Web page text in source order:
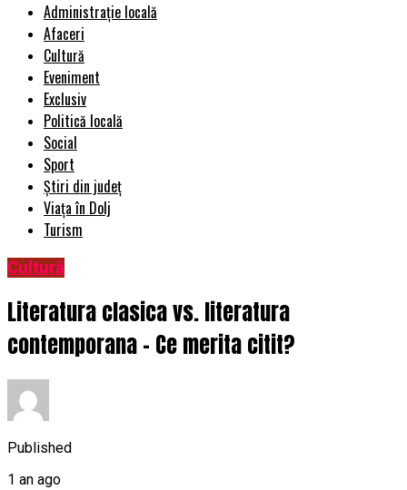
Administrație locală
Afaceri
Cultură
Eveniment
Exclusiv
Politică locală
Social
Sport
Știri din județ
Viața în Dolj
Turism
Cultură
Literatura clasica vs. literatura
contemporana – Ce merita citit?
Published
1 an ago